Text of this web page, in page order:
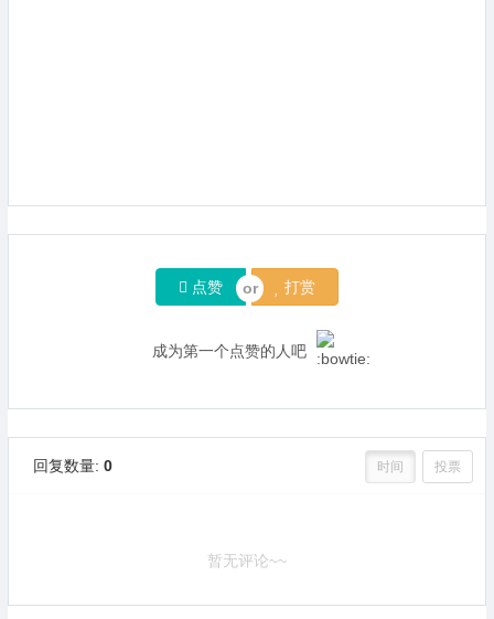
点赞 打赏
成为第一个点赞的人吧
回复数量: 0 时间 投票
暂无评论~~